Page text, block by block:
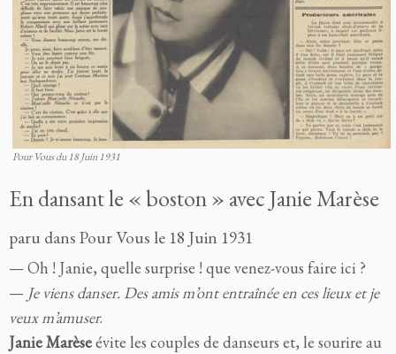
Pour Vous du 18 Juin 1931
En dansant le « boston » avec Janie Marèse
paru dans Pour Vous le 18 Juin 1931
— Oh ! Janie, quelle surprise ! que venez-vous faire ici ?
— Je viens danser. Des amis m’ont entraînée en ces lieux et je
veux m’amuser.
Janie Marèseévite les couples de danseurs et, le sourire au